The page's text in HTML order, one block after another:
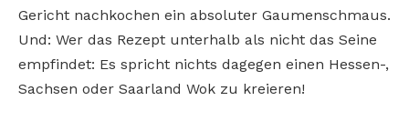
Gericht nachkochen ein absoluter Gaumenschmaus.
Und: Wer das Rezept unterhalb als nicht das Seine
empfindet: Es spricht nichts dagegen einen Hessen-,
Sachsen oder Saarland Wok zu kreieren!